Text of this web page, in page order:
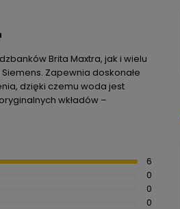
Brita Maxtra, jak i wielu
Zapewnia doskonałe
dzięki czemu woda jest
wkładów –
6
0
0
0